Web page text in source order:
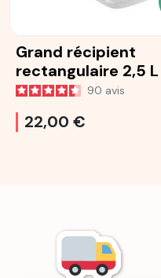
Grand récipient
rectangulaire 2,5 L pour
Be Save® (sans
couvercle)
90 avis
22,00 €